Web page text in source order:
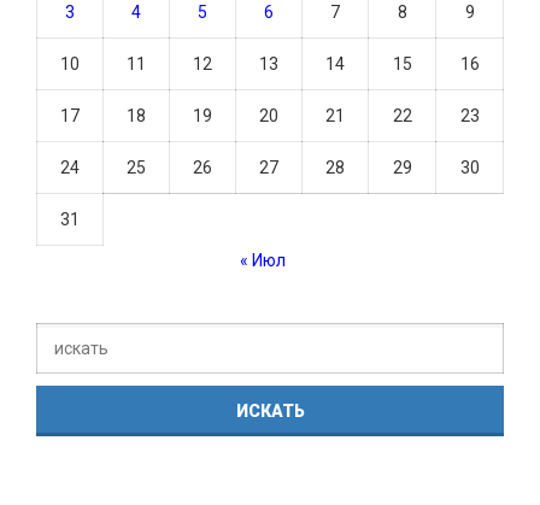
3 4 5 6 7 8 9
10 11 12 13 14 15 16
17 18 19 20 21 22 23
24 25 26 27 28 29 30
31
« Июл